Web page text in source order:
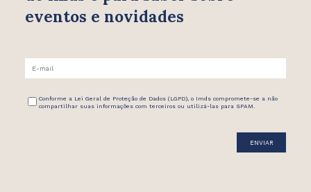
eventos e novidades
Conforme a Lei Geral de Proteção de Dados (LGPD), o Imds compromete-se a não
compartilhar suas informações com terceiros ou utilizá-las para SPAM.